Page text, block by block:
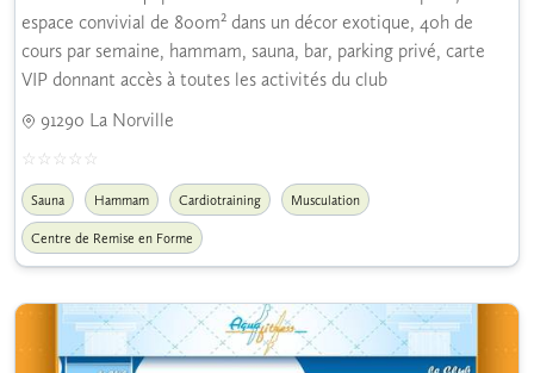
espace convivial de 800m² dans un décor exotique, 40h de
cours par semaine, hammam, sauna, bar, parking privé, carte
VIP donnant accès à toutes les activités du club
91290 La Norville
Sauna Hammam Cardiotraining Musculation
Centre de Remise en Forme